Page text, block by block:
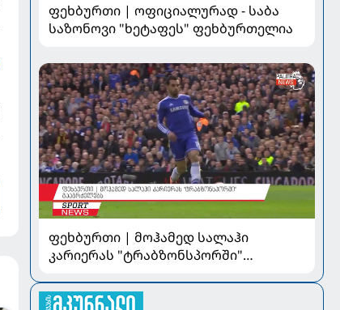
ფეხბურთი | ოფიციალურად - საბა
საზონოვი "ხეტაფეს" ფეხბურთელია
ფეხბურთი | მოჰამედ სალაჰი
კარიერას "ტრაბზონსპორში"